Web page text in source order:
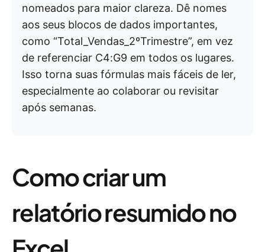
nomeados para maior clareza. Dê nomes
aos seus blocos de dados importantes,
como “Total_Vendas_2ºTrimestre”, em vez
de referenciar C4:G9 em todos os lugares.
Isso torna suas fórmulas mais fáceis de ler,
especialmente ao colaborar ou revisitar
após semanas.
Como criar um
relatório resumido no